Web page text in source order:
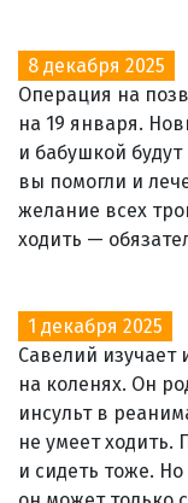
8 декабря 2025
Операция на
на 19 января.
и бабушкой
вы помогли и
желание всех
ходить —
1 декабря 2025
Савелий изучает
на коленях. Он
инсульт в
не умеет ходить.
и сидеть тоже. Но